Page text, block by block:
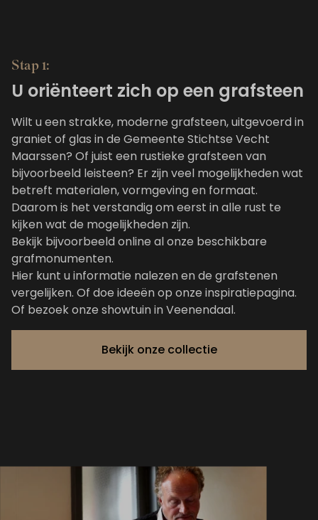
Stap 1:
U oriënteert zich op een grafsteen
Wilt u een strakke, moderne grafsteen, uitgevoerd in
graniet of glas in de Gemeente Stichtse Vecht
Maarssen? Of juist een rustieke grafsteen van
bijvoorbeeld leisteen? Er zijn veel mogelijkheden wat
betreft materialen, vormgeving en formaat.
Daarom is het verstandig om eerst in alle rust te
kijken wat de mogelijkheden zijn.
Bekijk bijvoorbeeld online al onze beschikbare
grafmonumenten.
Hier kunt u informatie nalezen en de grafstenen
vergelijken. Of doe ideeën op onze inspiratiepagina.
Of bezoek onze showtuin in Veenendaal.
Bekijk onze collectie